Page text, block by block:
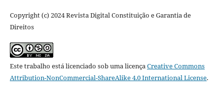
Copyright (c) 2024 Revista Digital Constituição e Garantia de
Direitos
Este trabalho está licenciado sob uma licença Creative Commons
Attribution-NonCommercial-ShareAlike 4.0 International License.